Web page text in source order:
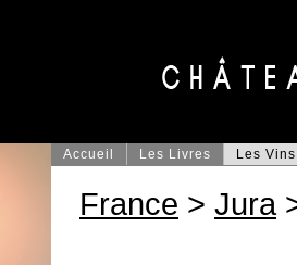
Accueil Les Livres Les Vins
France > Jura